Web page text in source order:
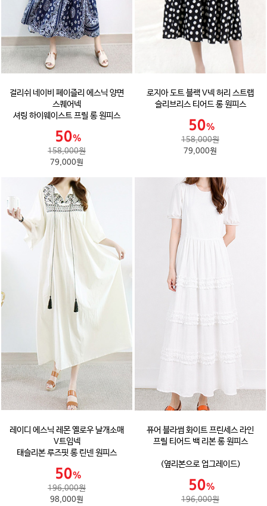
걸리쉬 네이비 페이즐리 에스닉 양면
스퀘어넥
셔링 하이웨이스트 프릴 롱 원피스
158,000원
79,000원
로지아 도트 블랙 V넥 허리 스트랩
슬리브리스 티어드 롱 원피스
158,000원
79,000원
레이디 에스닉 레몬 옐로우 날개소매
V트임넥
태슬리본 루즈핏 롱 린넨 원피스
196,000원
98,000원
퓨어 블라썸 화이트 프린세스 라인
프릴 티어드 백 리본 롱 원피스
(옆리본으로 업그레이드)
196,000원